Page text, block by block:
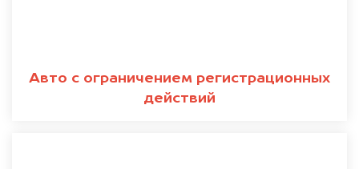
Авто с ограничением регистрационных
действий